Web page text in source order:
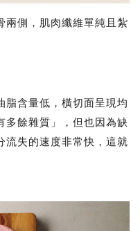
兩側，肌肉纖維單純且紮
脂含量低，橫切面呈現均
多餘雜質」，但也因為缺
流失的速度非常快，這就